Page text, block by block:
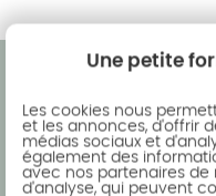
La pergola
apportera de la
qualité des
similaire pour toutes
des aménagements
Une petite
Les cookies nous
et les annonces, d'offrir
médias sociaux et
également des
avec nos partenaires de
d'analyse, qui peuvent